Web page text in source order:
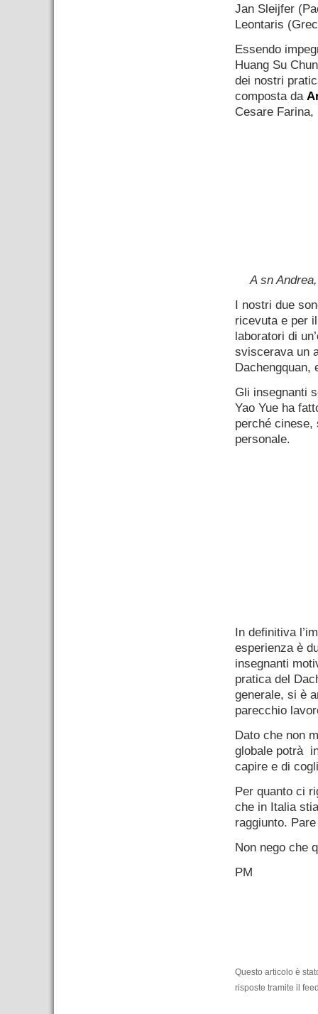
Jan Sleijfer
Leontaris
Essendo
Huang Su
dei nostri
composta da
Cesare Farina,
A sn
I nostri due
ricevuta e per
laboratori di
sviscerava un
Dachengquan,
Gli insegnanti
Yao Yue ha
perché cinese,
personale.
In definitiva
esperienza è
insegnanti
pratica del
generale, si è
parecchio
Dato che non
globale potrà
capire e di
Per quanto ci
che in Italia
raggiunto.
Non nego che
PM
Questo articolo è
risposte tramite il